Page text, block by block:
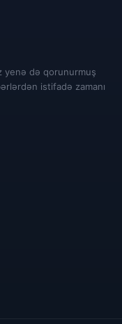
yenə də qorunurmuş
istifadə zamanı